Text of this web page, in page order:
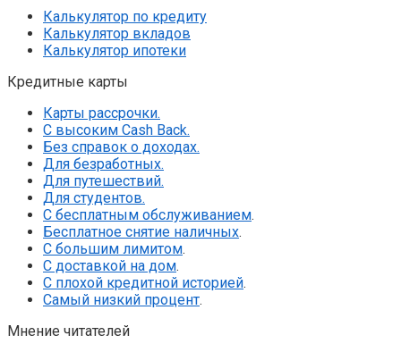
Калькулятор по кредиту
Калькулятор вкладов
Калькулятор ипотеки
Кредитные карты
Карты рассрочки.
С высоким Cash Back.
Без справок о доходах.
Для безработных.
Для путешествий.
Для студентов.
С бесплатным обслуживанием.
Бесплатное снятие наличных.
С большим лимитом.
С доставкой на дом.
С плохой кредитной историей.
Самый низкий процент.
Мнение читателей